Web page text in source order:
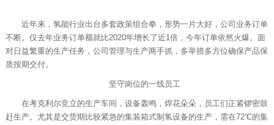
近年来，氢能行业出台多套政策组合拳，形势一片大好，公司业务订单
不断。仅去年业务订单额就比2020年增长了近1倍，今年订单依然火爆。面
对日益繁重的生产任务，公司管理与生产两手抓，多举措多方位确保产品保
质按期交付。
坚守岗位的一线员工
在考克利尔竞立的生产车间，设备轰鸣，焊花朵朵，员工们正紧锣密鼓
赶生产。尤其是交货期比较紧急的集装箱式制氢设备的生产，需在72℃的集